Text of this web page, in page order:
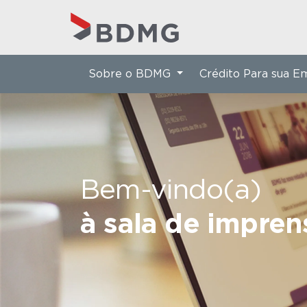
Bem-vindo(a)
à sala de
Sobre o BDMG Crédito Para sua